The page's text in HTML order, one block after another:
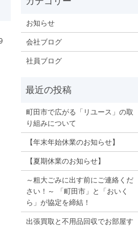
お知らせ
会社ブログ
社員ブログ
町田市で広がる「リユース」の取
り組みについて
【年末年始休業のお知らせ】
【夏期休業のお知らせ】
～粗大ごみに出す前にご連絡くだ
さい！～ 「町田市」と「おいく
ら」が協定を締結！
出張買取と不用品回収でお部屋す